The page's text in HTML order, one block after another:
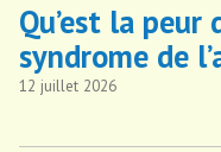
Qu’est la peur
syndrome de
12 juillet 2026